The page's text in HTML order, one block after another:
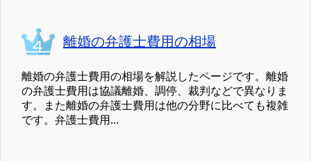
離婚の弁護士費用の相場
離婚の弁護士費用の相場を解説したページです。離婚
の弁護士費用は協議離婚、調停、裁判などで異なりま
す。また離婚の弁護士費用は他の分野に比べても複雑
です。弁護士費用...